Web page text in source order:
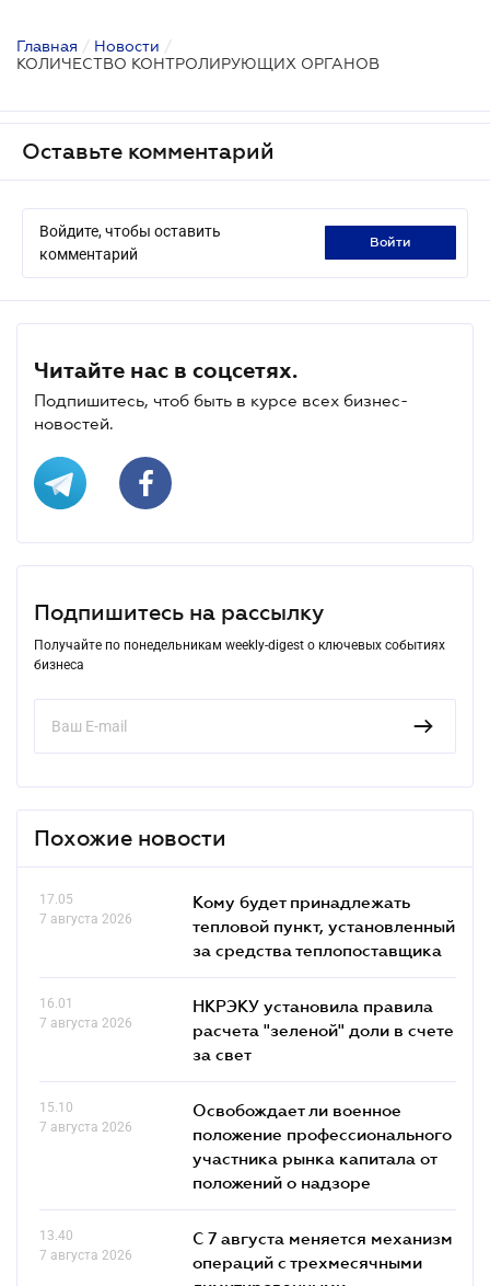
Главная / Новости /
КОЛИЧЕСТВО КОНТРОЛИРУЮЩИХ ОРГАНОВ
Оставьте комментарий
Войдите, чтобы оставить
комментарий
войти
Читайте нас в соцсетях.
Подпишитесь, чтоб быть в курсе всех бизнес-
новостей.
Подпишитесь на рассылку
Получайте по понедельникам weekly-digest о ключевых событиях
бизнеса
Похожие новости
17.05
7 августа 2026
Кому будет принадлежать
тепловой пункт, установленный
за средства теплопоставщика
16.01
7 августа 2026
НКРЭКУ установила правила
расчета "зеленой" доли в счете
за свет
15.10
7 августа 2026
Освобождает ли военное
положение профессионального
участника рынка капитала от
положений о надзоре
13.40
7 августа 2026
С 7 августа меняется механизм
операций с трехмесячными